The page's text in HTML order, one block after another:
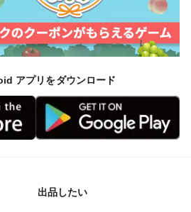
アプリをダウンロード
出品したい